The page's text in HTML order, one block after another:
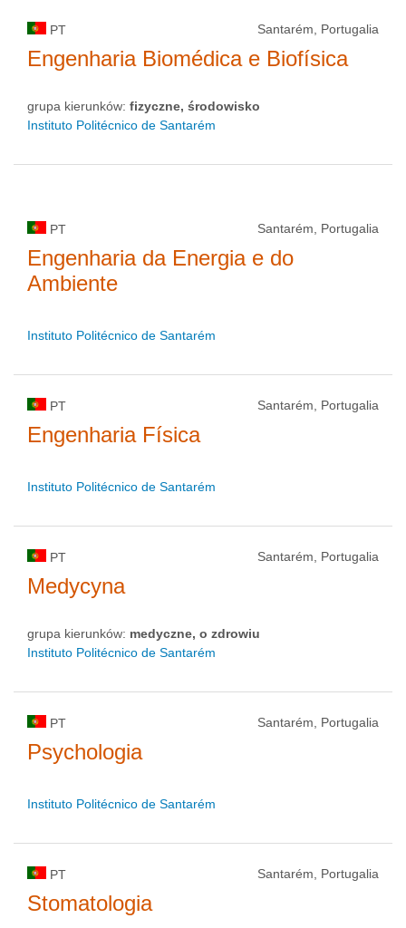
PT Santarém, Portugalia
Engenharia Biomédica e Biofísica
grupa kierunków: fizyczne, środowisko
Instituto Politécnico de Santarém
PT Santarém, Portugalia
Engenharia da Energia e do
Ambiente
Instituto Politécnico de Santarém
PT Santarém, Portugalia
Engenharia Física
Instituto Politécnico de Santarém
PT Santarém, Portugalia
Medycyna
grupa kierunków: medyczne, o zdrowiu
Instituto Politécnico de Santarém
PT Santarém, Portugalia
Psychologia
Instituto Politécnico de Santarém
PT Santarém, Portugalia
Stomatologia